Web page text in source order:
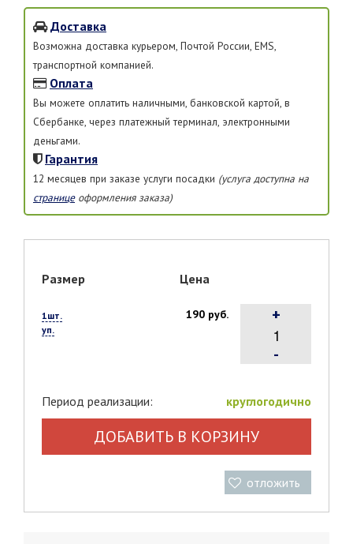
Доставка
Возможна доставка курьером, Почтой России, EMS,
транспортной компанией.
Оплата
Вы можете оплатить наличными, банковской картой, в
Сбербанке, через платежный терминал, электронными
деньгами.
Гарантия
12 месяцев при заказе услуги посадки (услуга доступна на
страницеоформления заказа)
Размер Цена
1шт.
уп.
190 руб.
-
+
Период реализации: круглогодично
ДОБАВИТЬ В КОРЗИНУ
отложить